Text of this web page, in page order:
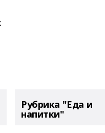
Рубрика "Еда и
напитки"